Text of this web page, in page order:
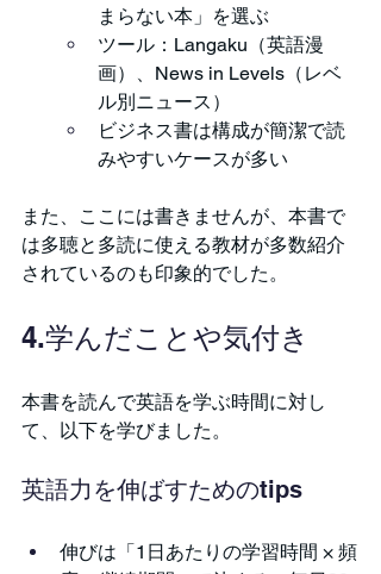
まらない本」を選ぶ
ツール：Langaku（英語漫
画）、News in Levels（レベ
ル別ニュース）
ビジネス書は構成が簡潔で読
みやすいケースが多い
また、ここには書きませんが、本書で
は多聴と多読に使える教材が多数紹介
されているのも印象的でした。
4.学んだことや気付き
本書を読んで英語を学ぶ時間に対し
て、以下を学びました。
英語力を伸ばすためのtips
伸びは「1日あたりの学習時間 × 頻